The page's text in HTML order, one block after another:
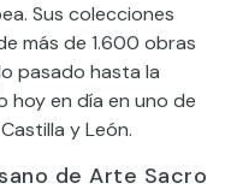
Sus colecciones
más de 1.600 obras
pasado hasta la
hoy en día en uno de
y León.
de Arte Sacro